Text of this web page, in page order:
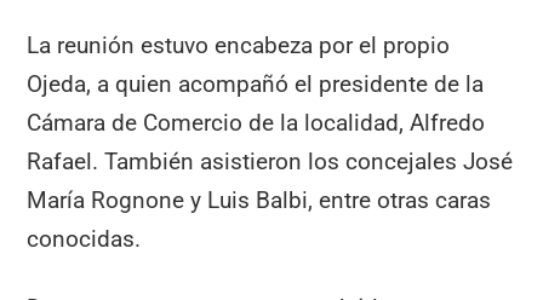
La reunión estuvo encabeza por el propio
Ojeda, a quien acompañó el presidente de la
Cámara de Comercio de la localidad, Alfredo
Rafael. También asistieron los concejales José
María Rognone y Luis Balbi, entre otras caras
conocidas.